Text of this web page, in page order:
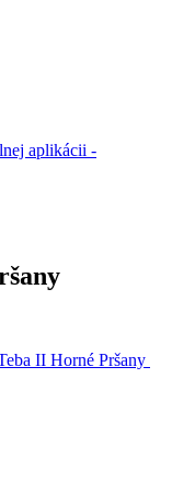
aplikácii -
II Horné Pršany